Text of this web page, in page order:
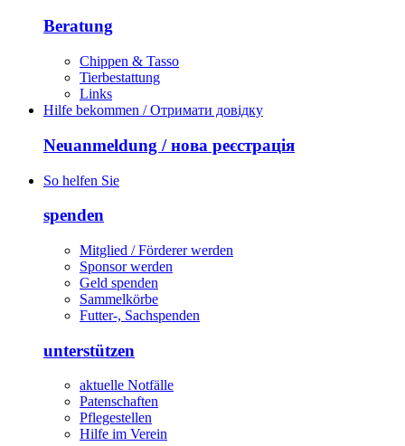
Beratung
Chippen & Tasso
Tierbestattung
Links
Hilfe bekommen / Отримати довідку
Neuanmeldung / нова реєстрація
So helfen Sie
spenden
Mitglied / Förderer werden
Sponsor werden
Geld spenden
Sammelkörbe
Futter-, Sachspenden
unterstützen
aktuelle Notfälle
Patenschaften
Pflegestellen
Hilfe im Verein